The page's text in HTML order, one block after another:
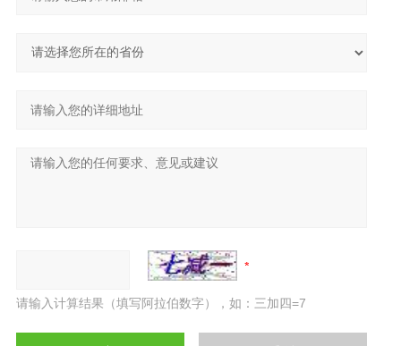
请输入计算结果（填写阿拉伯数字），如：三加四=7